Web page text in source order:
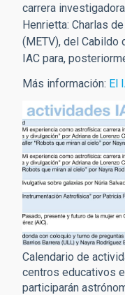
carrera
Henrietta: Charlas
(METV), del
IAC para,
Más información: El
Calendario de
centros educativos
participarán